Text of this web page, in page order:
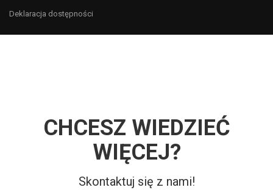
Deklaracja dostępności
CHCESZ WIEDZIEĆ
WIĘCEJ?
Skontaktuj się z nami!